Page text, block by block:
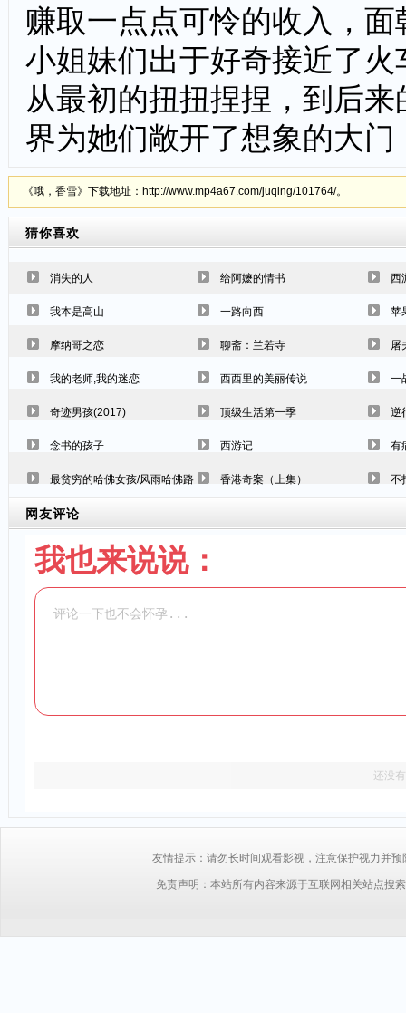
赚取一点点可怜的收入，
小姐妹们出于好奇接近了
从最初的扭扭捏捏，到后
界为她们敞开了想象的大门
《哦，香雪》下载地址：http://www.mp4a67.com/juqing/101764/。
猜你喜欢
消失的人 给阿嬷的情书 西
我本是高山 一路向西 苹
摩纳哥之恋 聊斋：兰若寺 屠
我的老师,我的迷恋 西西里的美丽传说 一
奇迹男孩(2017) 顶级生活第一季 逆
念书的孩子 西游记 有
最贫穷的哈佛女孩/风雨哈佛路 香港奇案（上集） 不
网友评论
我也来说说：
还没
友情提示：请勿长时间观看影视，注意保护视力并
免责声明：本站所有内容来源于互联网相关站点搜